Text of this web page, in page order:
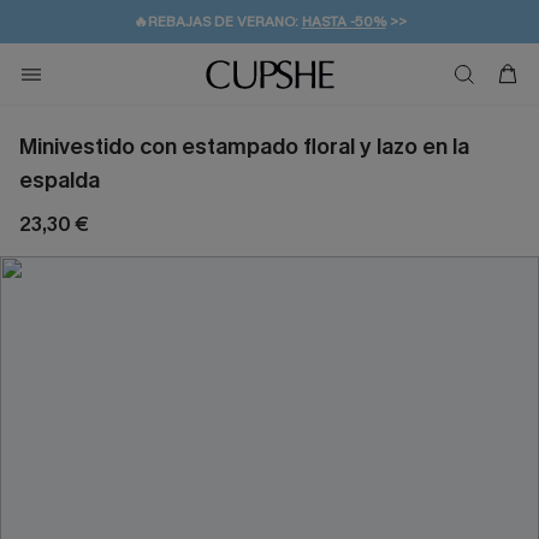
👒PROMOCIÓN DE VERANO:-10% EN 2 VESTIDOS
💌¡SUSCRIBIRSE & GANAR -10% EXTRA!
🚚ENVÍO GRATUITO A PARTIR DE 49 € >>
Minivestido con estampado floral y lazo en la
espalda
23,30 €